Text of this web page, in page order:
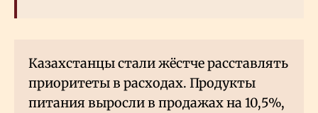
Казахстанцы стали жёстче расставлять
приоритеты в расходах. Продукты
питания выросли в продажах на 10,5%,